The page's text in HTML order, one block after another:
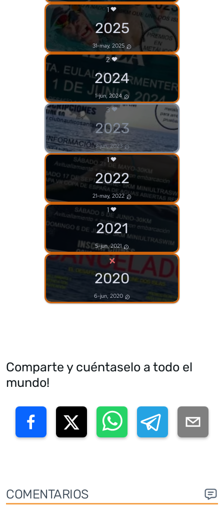
1
2025
31-may, 2025
2
2024
1-jun, 2024
3
2023
3-jun, 2023
1
2022
21-may, 2022
1
2021
5-jun, 2021
×
2020
6-jun, 2020
Comparte y cuéntaselo a todo el
mundo!
COMENTARIOS